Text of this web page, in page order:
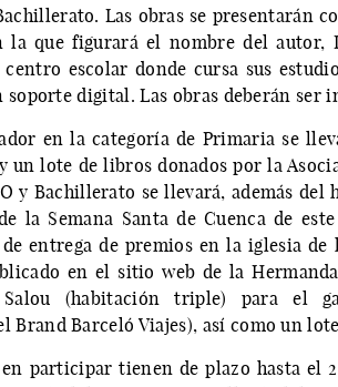
Las obras se presentarán
la que figurará el nombre del autor,
escolar donde cursa sus
digital. Las obras deberán ser
en la categoría de Primaria se
un lote de libros donados por la
y Bachillerato se llevará, además del
la Semana Santa de Cuenca de
entrega de premios en la iglesia de
en el sitio web de la
(habitación triple) para el
Brand Barceló Viajes), así como un
participar tienen de plazo hasta el